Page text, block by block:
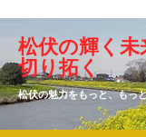
増田 ひと
松伏の輝く未
切り拓く
松伏の魅力をもっと、もっ